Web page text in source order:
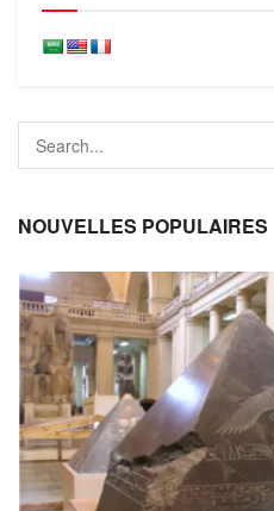
NOUVELLES POPULAIRES